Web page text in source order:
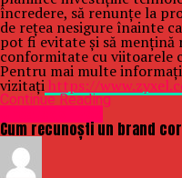
încredere, să renunțe la
de rețea nesigure înainte
pot fi evitate și să
conformitate cu viitoarele
Pentru mai multe
vizitațihttps://
Continue Reading
Cum recunoști un brand